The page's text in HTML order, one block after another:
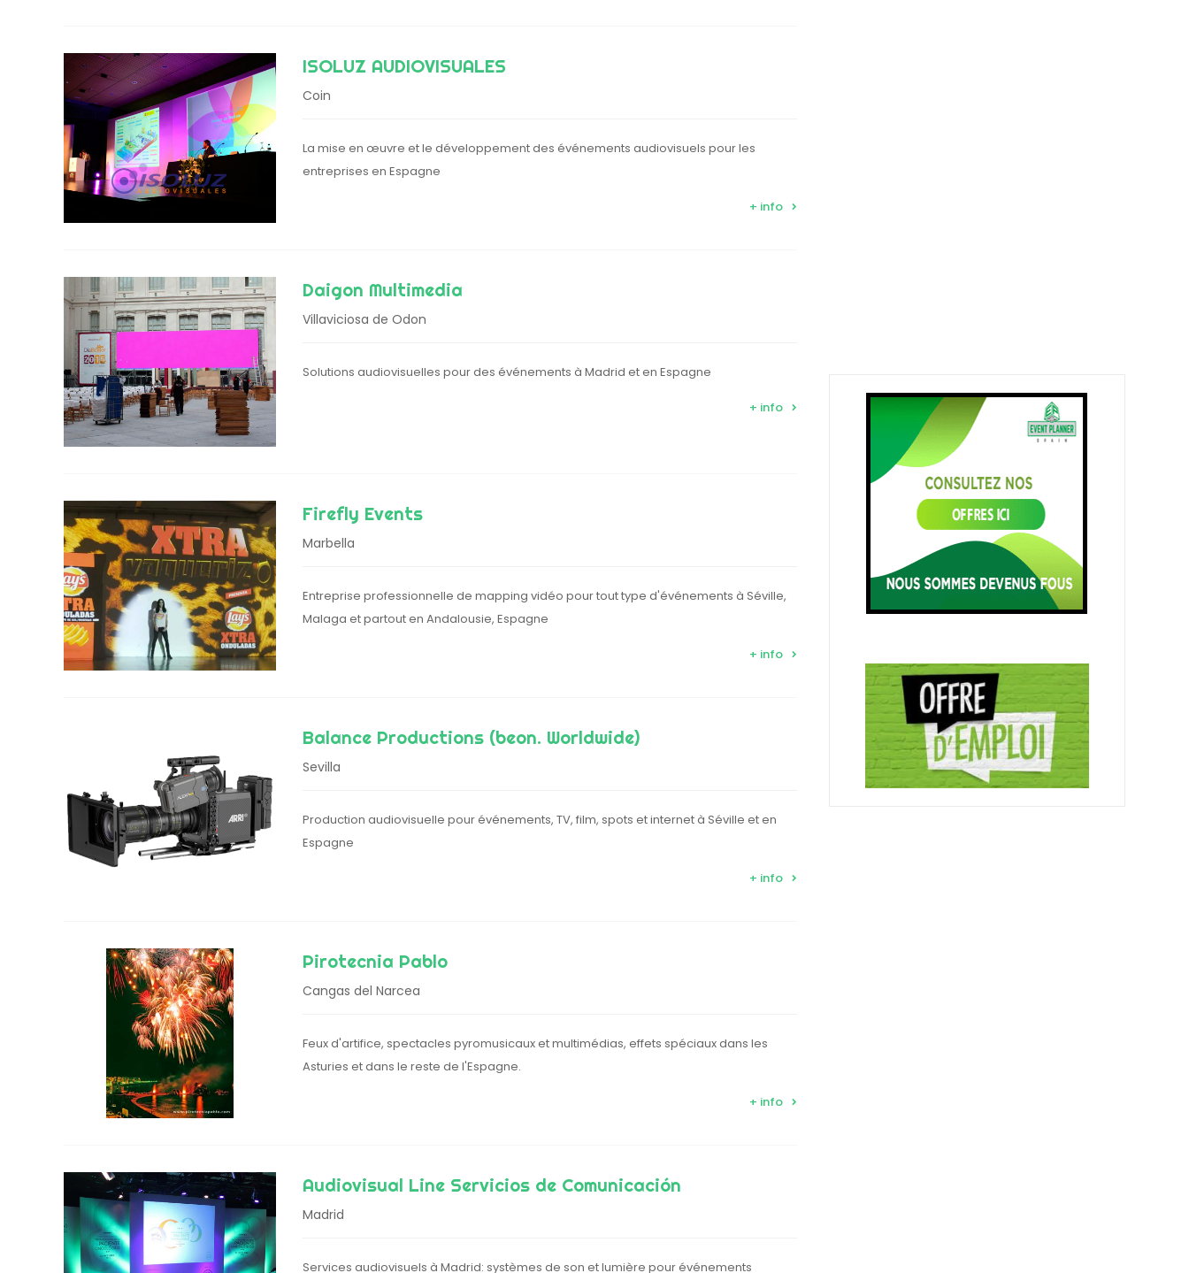
ISOLUZ AUDIOVISUALES
Coin
La mise en œuvre et le développement des événements audiovisuels pour les
entreprises en Espagne
+ info
Daigon Multimedia
Villaviciosa de Odon
Solutions audiovisuelles pour des événements à Madrid et en Espagne
+ info
Firefly Events
Marbella
Entreprise professionnelle de mapping vidéo pour tout type d'événements à Séville,
Malaga et partout en Andalousie, Espagne
+ info
Balance Productions (beon. Worldwide)
Sevilla
Production audiovisuelle pour événements, TV, film, spots et internet à Séville et en
Espagne
+ info
Pirotecnia Pablo
Cangas del Narcea
Feux d'artifice, spectacles pyromusicaux et multimédias, effets spéciaux dans les
Asturies et dans le reste de l'Espagne.
+ info
Audiovisual Line Servicios de Comunicación
Madrid
Services audiovisuels à Madrid: systèmes de son et lumière pour événements